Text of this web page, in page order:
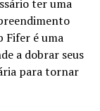
ter uma
Fifer é uma
a dobrar seus
para tornar